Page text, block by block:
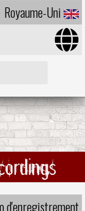
Royaume-Uni
d'enregistrement